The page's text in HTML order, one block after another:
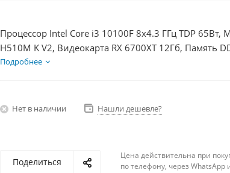
Процессор Intel Core i3 10100F 8x4.3 ГГц TDP 65Вт,
H510M K V2, Видеокарта RX 6700XT 12Гб, Память
HDD 2Тб, БП 600Вт
Подробнее
Нет в наличии Нашли дешевле?
Поделиться
Цена действительна при
по телефону, через